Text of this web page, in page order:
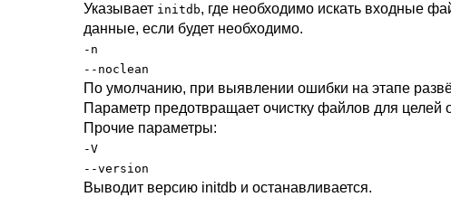
Указывает initdb, где необходимо искать входные
данные, если будет необходимо.
-n
--noclean
По умолчанию, при выявлении ошибки на этапе
Параметр предотвращает очистку файлов для целей
Прочие параметры:
-V
--version
Выводит версию initdb и останавливается.